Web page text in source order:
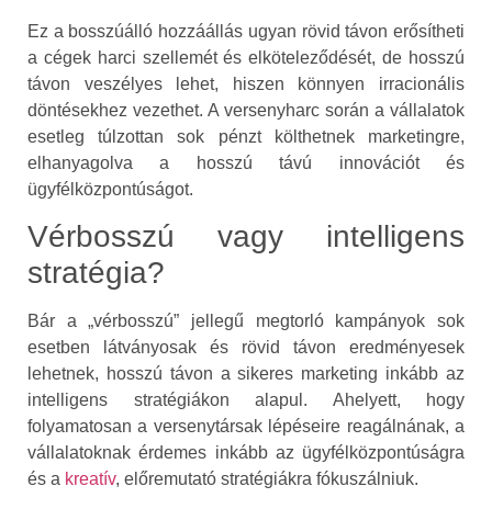
Ez a bosszúálló hozzáállás ugyan rövid távon erősítheti
a cégek harci szellemét és elköteleződését, de hosszú
távon veszélyes lehet, hiszen könnyen irracionális
döntésekhez vezethet. A versenyharc során a vállalatok
esetleg túlzottan sok pénzt költhetnek marketingre,
elhanyagolva a hosszú távú innovációt és
ügyfélközpontúságot.
Vérbosszú vagy intelligens
stratégia?
Bár a „vérbosszú” jellegű megtorló kampányok sok
esetben látványosak és rövid távon eredményesek
lehetnek, hosszú távon a sikeres marketing inkább az
intelligens stratégiákon alapul. Ahelyett, hogy
folyamatosan a versenytársak lépéseire reagálnának, a
vállalatoknak érdemes inkább az ügyfélközpontúságra
és a kreatív, előremutató stratégiákra fókuszálniuk.